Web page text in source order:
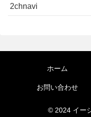
2chnavi
ホーム
お問い合わせ
© 2024 イー